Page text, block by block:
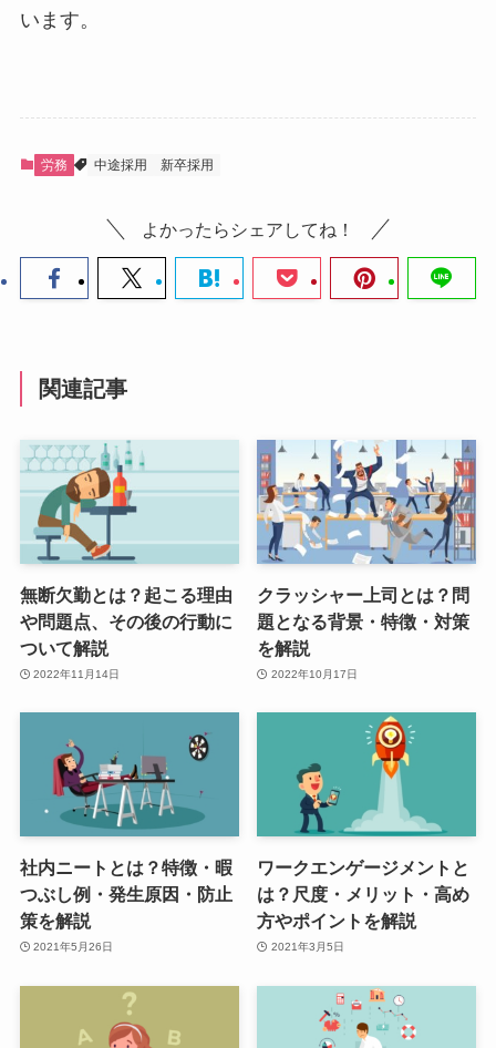
います。
労務 中途採用 新卒採用
よかったらシェアしてね！
関連記事
無断欠勤とは？起こる理由
や問題点、その後の行動に
ついて解説
2022年11月14日
クラッシャー上司とは？問
題となる背景・特徴・対策
を解説
2022年10月17日
社内ニートとは？特徴・暇
つぶし例・発生原因・防止
策を解説
2021年5月26日
ワークエンゲージメントと
は？尺度・メリット・高め
方やポイントを解説
2021年3月5日